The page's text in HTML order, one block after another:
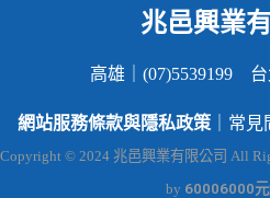
兆邑興業
高雄｜(07)5539199 台
網站服務條款與隱私政策 ｜常見
Copyright © 2024 兆邑興業有限公司 All
by 60006000